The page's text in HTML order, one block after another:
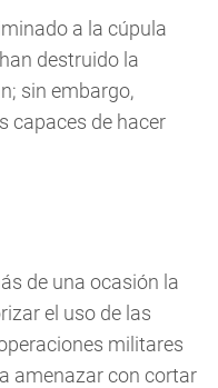
a la cúpula
destruido la
sin embargo,
capaces de hacer
de una ocasión la
el uso de las
militares
amenazar con cortar